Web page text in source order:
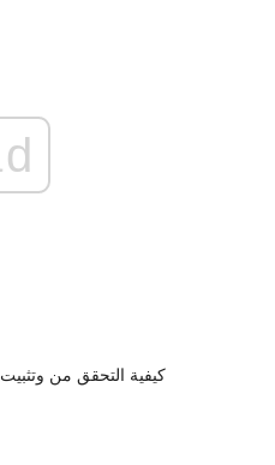
كيفية التحقق من وتثبيت